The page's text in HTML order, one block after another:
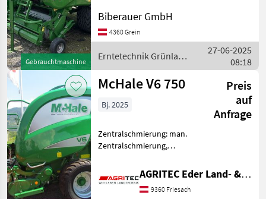
Gebrauchtmaschine
Rollenniederhalter Flexible
PickUp Umstecklasche 5795
Ballen Erntetechnik
Grünland
Biberauer GmbH
4360 Grein
Erntetechnik Grünland
/ McHale
27-06-2025
08:18
McHale V6 750
Preis
auf
Anfrage
Bj. 2025
Zentralschmierung: man.
Zentralschmierung,
Ballenkammer, Druckluft,
Netzbindung,
Rollenniederhalter,
AGRITEC Eder Land- & Forsttechnik GmbH
9360 Friesach